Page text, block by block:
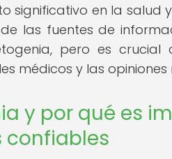
significativo en la salud
las fuentes de
pero es crucial
médicos y las
y por qué es
confiables